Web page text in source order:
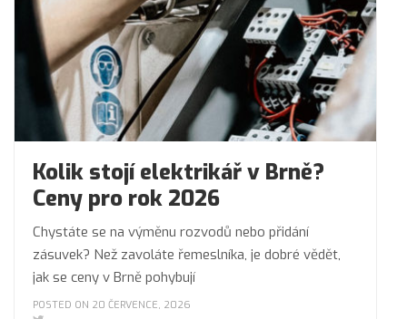
Kolik stojí elektrikář v Brně?
Ceny pro rok 2026
Chystáte se na výměnu rozvodů nebo přidání
zásuvek? Než zavoláte řemeslníka, je dobré vědět,
jak se ceny v Brně pohybují
POSTED ON 20 ČERVENCE, 2026